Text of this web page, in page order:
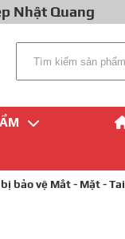
Nhật Quang
bảo vệ Mắt - Mặt - Tai